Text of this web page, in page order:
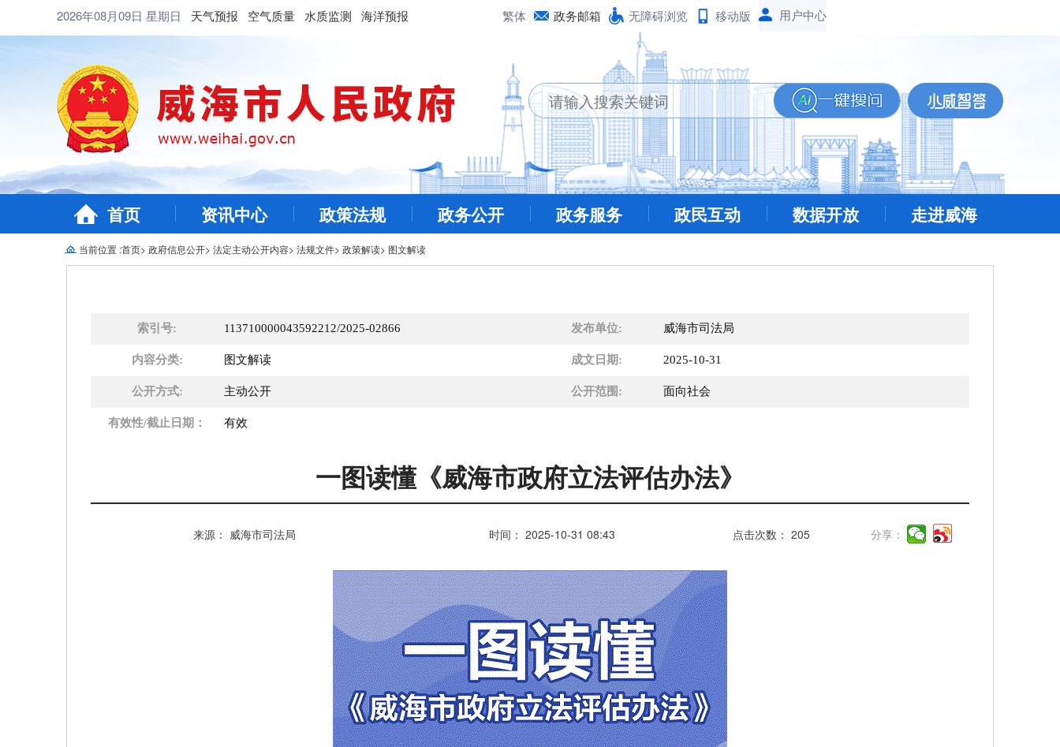
2026年08月09日 星期日 天气预报 空气质量 水质监测 海洋预报 繁体 政务邮箱 无障碍浏览 移动版
首页 资讯中心 政策法规 政务公开 政务服务 政民互动 数据开放 走进威海
当前位置 :首页> 政府信息公开> 法定主动公开内容> 法规文件> 政策解读> 图文解读
索引号: 113710000043592212/2025-02866 发布单位: 威海市司法局
内容分类: 图文解读 成文日期: 2025-10-31
公开方式: 主动公开 公开范围: 面向社会
有效性/截止日期： 有效
一图读懂《威海市政府立法评估办法》
来源： 威海市司法局 时间： 2025-10-31 08:43 点击次数：205 分享：